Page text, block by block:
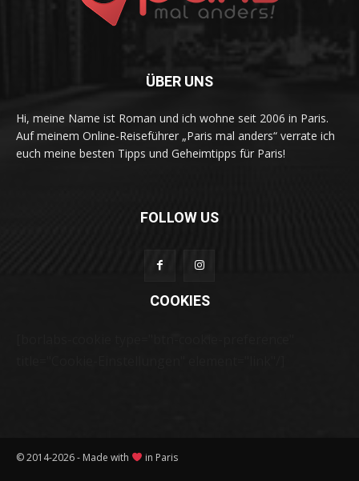
ÜBER UNS
Hi, meine Name ist Roman und ich wohne seit 2006 in Paris.
Auf meinem Online-Reiseführer „Paris mal anders“ verrate ich
euch meine besten Tipps und Geheimtipps für Paris!
FOLLOW US
COOKIES
© 2014-2026 - Made with in Paris